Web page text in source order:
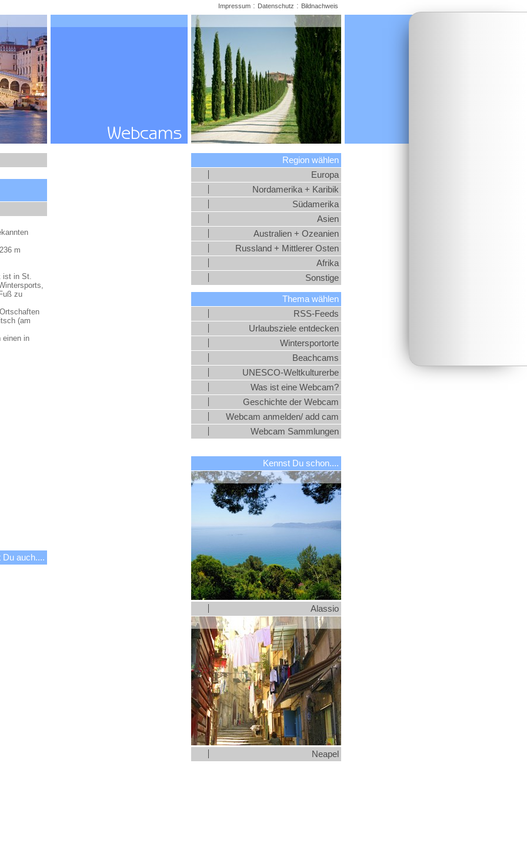
m
ist in St.
zu
(am
einen in
Du auch....
Region wählen
Europa
Nordamerika + Karibik
Südamerika
Asien
Australien + Ozeanien
Russland + Mittlerer Osten
Afrika
Sonstige
Thema wählen
RSS-Feeds
Urlaubsziele entdecken
Wintersportorte
Beachcams
UNESCO-Weltkulturerbe
Was ist eine Webcam?
Geschichte der Webcam
Webcam anmelden/ add cam
Webcam Sammlungen
Kennst Du schon....
Alassio
Neapel
Impressum: Datenschutz : Bildnachweis